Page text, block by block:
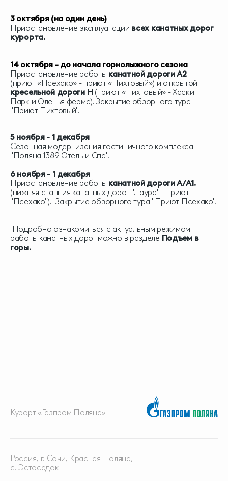
3 октября (на один день)
Приостановление эксплуатации всех канатных дорог
курорта.
14 октября - до начала горнолыжного сезона
Приостановление работы канатной дороги А2
(приют «Псехако» - приют «Пихтовый») и открытой
кресельной дороги H (приют «Пихтовый» - Хаски
Парк и Оленья ферма). Закрытие обзорного тура
"Приют Пихтовый".
5 ноября - 1 декабря
Сезонная модернизация гостиничного комплекса
"Поляна 1389 Отель и Спа".
6 ноября - 1 декабря
Приостановление работы канатной дороги А/А1.
(нижняя станция канатных дорог "Лаура" - приют
"Псехако"). Закрытие обзорного тура "Приют Псехако".
Подробно ознакомиться с актуальным режимом
работы канатных дорог можно в разделе Подъем в
горы.
Курорт «Газпром Поляна»
Россия, г. Сочи, Красная Поляна,
с. Эстосадок